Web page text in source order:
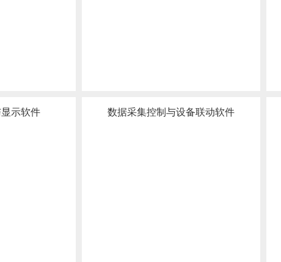
示软件 数据采集控制与设备联动软件